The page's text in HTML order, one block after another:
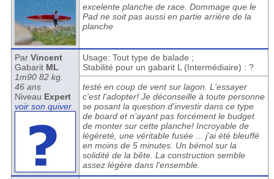
excelente planche de race. Dommage que le
Pad ne soit pas aussi en partie arrière de la
planche
Par Vincent
Gabarit ML
1m90 82 kg.
46 ans
Niveau Expert
voir son quiver
Usage: Tout type de balade ;
Stabilité pour un gabarit L (Intermédiaire) : ?
testé en coup de vent sur lagon. L'essayer
c'est l'adopter! Je déconseille à toute personne
se posant la question d'investir dans ce type
de board et n’ayant pas forcément le budget
de monter sur cette planche! Incroyable de
légéreté, une véritable fusée ... j'ai été bleuffé
en moins de 5 minutes. Un bémol sur la
solidité de la bête. La construction semble
assez légère dans l'ensemble.